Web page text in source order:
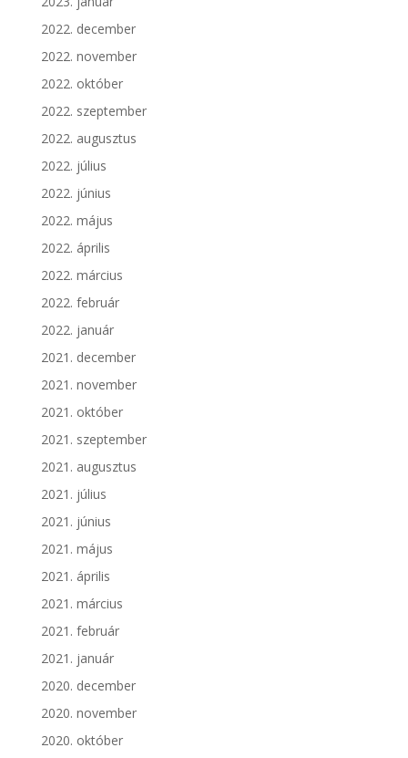
2022. december
2022. november
2022. október
2022. szeptember
2022. augusztus
2022. július
2022. június
2022. május
2022. április
2022. március
2022. február
2022. január
2021. december
2021. november
2021. október
2021. szeptember
2021. augusztus
2021. július
2021. június
2021. május
2021. április
2021. március
2021. február
2021. január
2020. december
2020. november
2020. október